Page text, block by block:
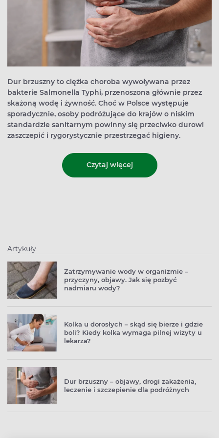
Dur brzuszny to ciężka choroba wywoływana przez
bakterie Salmonella Typhi, przenoszona głównie przez
skażoną wodę i żywność. Choć w Polsce występuje
sporadycznie, osoby podróżujące do krajów o niskim
standardzie sanitarnym powinny się przeciwko durowi
zaszczepić i rygorystycznie przestrzegać higieny.
Czytaj więcej
Artykuły
Zatrzymywanie wody w organizmie –
przyczyny, objawy. Jak się pozbyć
nadmiaru wody?
Kolka u dorosłych – skąd się bierze i gdzie
boli? Kiedy kolka wymaga pilnej wizyty u
lekarza?
Dur brzuszny – objawy, drogi zakażenia,
leczenie i szczepienie dla podróżnych